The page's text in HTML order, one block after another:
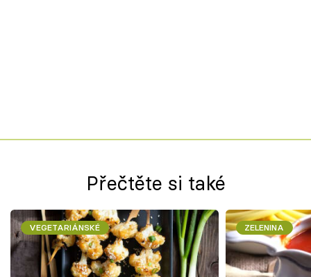
Přečtěte si také
VEGETARIÁNSKÉ ZELENINA